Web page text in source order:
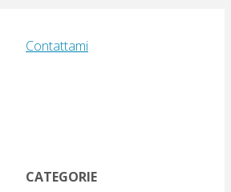
Contattami
CATEGORIE